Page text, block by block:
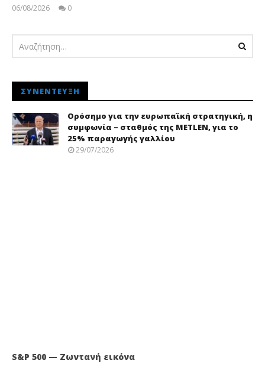
06/08/2026
0
ΣΥΝΈΝΤΕΥΞΗ
Ορόσημο για την ευρωπαϊκή στρατηγική, η
συμφωνία – σταθμός της METLEN, για το
25% παραγωγής γαλλίου
29/07/2026
S&P 500 — Ζωντανή εικόνα